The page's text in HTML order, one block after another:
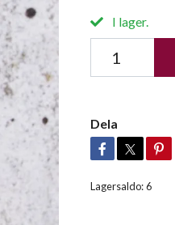
I lager.
Dela
Lagersaldo:6